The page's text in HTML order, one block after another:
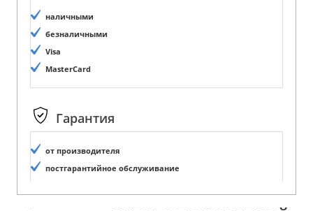
наличными
безналичными
Visa
MasterCard
Гарантия
от производителя
постгарантийное обслуживание